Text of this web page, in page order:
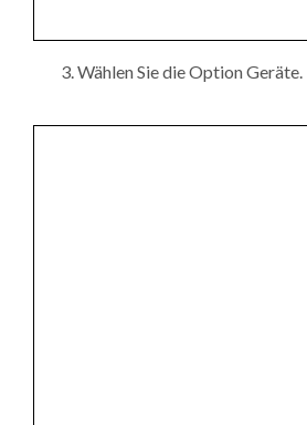
Wählen Sie die Option Geräte.